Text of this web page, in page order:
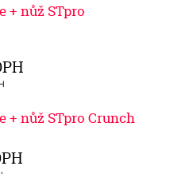
+ nůž STpro
+ nůž STpro Crunch